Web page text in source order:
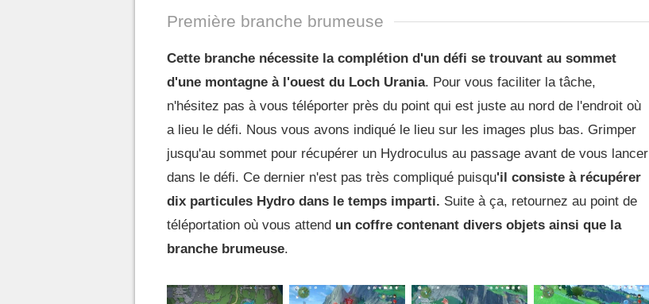
Première branche brumeuse
Cette branche nécessite la complétion d'un défi se trouvant au sommet
d'une montagne à l'ouest du Loch Urania. Pour vous faciliter la tâche,
n'hésitez pas à vous téléporter près du point qui est juste au nord de l'endroit où
a lieu le défi. Nous vous avons indiqué le lieu sur les images plus bas. Grimper
jusqu'au sommet pour récupérer un Hydroculus au passage avant de vous lancer
dans le défi. Ce dernier n'est pas très compliqué puisqu'il consiste à récupérer
dix particules Hydro dans le temps imparti. Suite à ça, retournez au point de
téléportation où vous attend un coffre contenant divers objets ainsi que la
branche brumeuse.